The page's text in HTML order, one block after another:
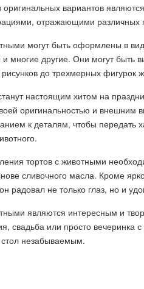
оригинальных вариантов
отражающими различных
могут быть оформлены в
многие другие. Они могут быть
рисунков до трехмерных фигурок
настоящим хитом на
оригинальностью и
к деталям, чтобы передать
тортов с животными
сливочного масла. Кроме
радовал не только глаз, но и
являются интересным и
свадьба или просто вечеринка
незабываемым.